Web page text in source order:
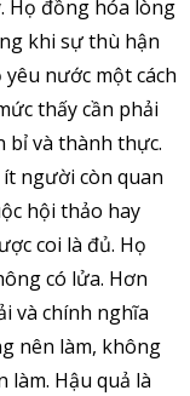
Họ đồng hóa lòng
khi sự thù hận
nước một cách
thấy cần phải
bỉ và thành thực.
người còn quan
hội thảo hay
coi là đủ. Họ
có lửa. Hơn
và chính nghĩa
nên làm, không
làm. Hậu quả là